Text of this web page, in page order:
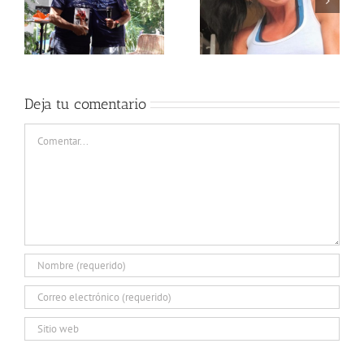
Newsletter Nº15 –
MARZO 2024
Newsletter Nº14 –
DICIEMBRE 2023
Deja tu comentario